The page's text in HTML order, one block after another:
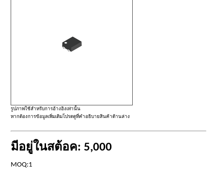
รูปภาพใช้สำหรับการอ้างอิงเท่านั้น
หากต้องการข้อมูลเพิ่มเติมโปรดดูที่คำอธิบายสินค้าด้านล่าง
มีอยู่ในสต้อค: 5,000
MOQ:1